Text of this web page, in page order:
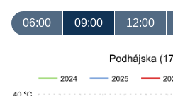
06:00 09:00 12:00